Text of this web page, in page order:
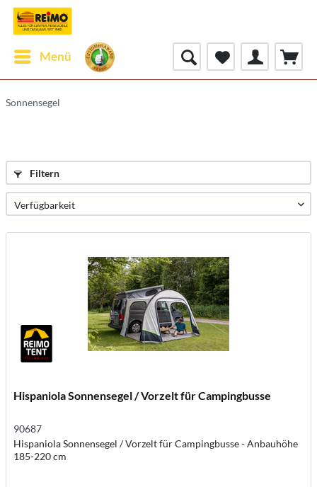
Menü
Sonnensegel
Filtern
Hispaniola Sonnensegel / Vorzelt für Campingbusse
90687
Hispaniola Sonnensegel / Vorzelt für Campingbusse - Anbauhöhe
185-220 cm